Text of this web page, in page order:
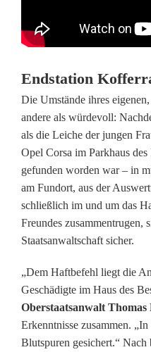
B
e
s
a
t
t
e
i
n
o
Endstation
Die Umstände ihres
andere als würdevoll:
als die Leiche der jungen
Opel Corsa im Parkhaus
gefunden worden war – in
am Fundort, aus der
schließlich im und um das
Freundes zusammentrugen,
Staatsanwaltschaft sicher.
„Dem Haftbefehl liegt die
Geschädigte im Haus des
Oberstaatsanwalt Thomas
Erkenntnisse zusammen.
Blutspuren gesichert.“